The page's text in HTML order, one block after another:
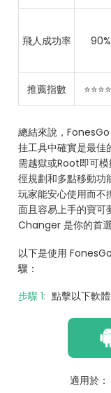
飛人成功率 90%
推薦指數
總結來說，
挂工具中確實是最佳
需越獄或Root即可
徑規劃和多點移動功
玩家能安心使用而不
面且容易上手的寶
Changer 是你的首選
以下是使用
驟：
步驟 1: 點擊以下軟
適用於：